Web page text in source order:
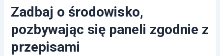
Zadbaj o środowisko,
pozbywając się paneli zgodnie z
przepisami